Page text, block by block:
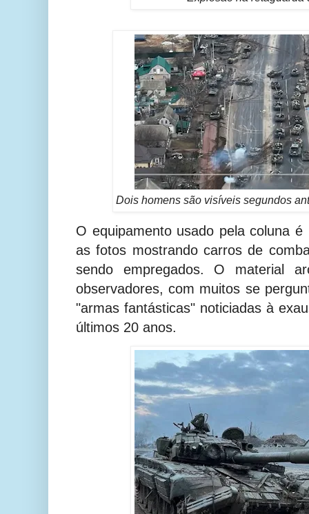
Dois homens são visíveis segundos
O equipamento usado pela coluna
as fotos mostrando carros de
sendo empregados. O material
observadores, com muitos se
"armas fantásticas" noticiadas à
últimos 20 anos.